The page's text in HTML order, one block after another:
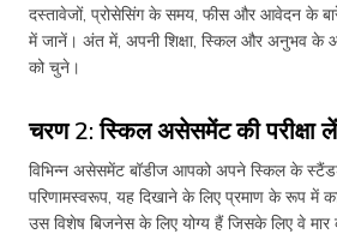
दस्तावेजों, प्रोसेसिंग के समय, फीस और आवेदन के
में जानें। अंत में, अपनी शिक्षा, स्किल और अनुभव के
को चुने।
चरण 2: स्किल असेसमेंट की परीक्षा लें
विभिन्न असेसमेंट बॉडीज आपको अपने स्किल के
परिणामस्वरूप, यह दिखाने के लिए प्रमाण के रूप में
उस विशेष बिजनेस के लिए योग्य हैं जिसके लिए वे मार